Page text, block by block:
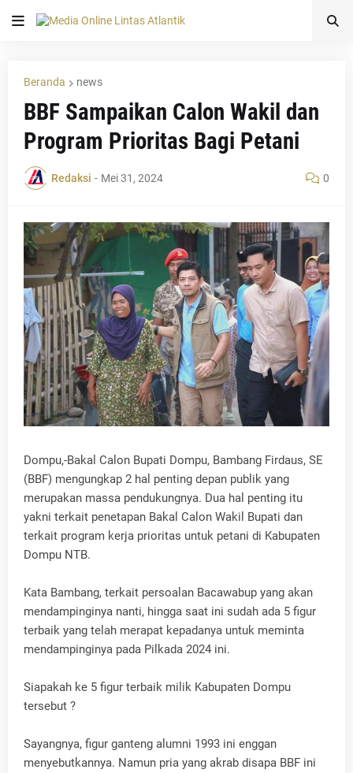
Beranda news
BBF Sampaikan Calon Wakil dan
Program Prioritas Bagi Petani
Redaksi - Mei 31, 2024 0
Dompu,-Bakal Calon Bupati Dompu, Bambang Firdaus, SE
(BBF) mengungkap 2 hal penting depan publik yang
merupakan massa pendukungnya. Dua hal penting itu
yakni terkait penetapan Bakal Calon Wakil Bupati dan
terkait program kerja prioritas untuk petani di Kabupaten
Dompu NTB.
Kata Bambang, terkait persoalan Bacawabup yang akan
mendampinginya nanti, hingga saat ini sudah ada 5 figur
terbaik yang telah merapat kepadanya untuk meminta
mendampinginya pada Pilkada 2024 ini.
Siapakah ke 5 figur terbaik milik Kabupaten Dompu
tersebut ?
Sayangnya, figur ganteng alumni 1993 ini enggan
menyebutkannya. Namun pria yang akrab disapa BBF ini